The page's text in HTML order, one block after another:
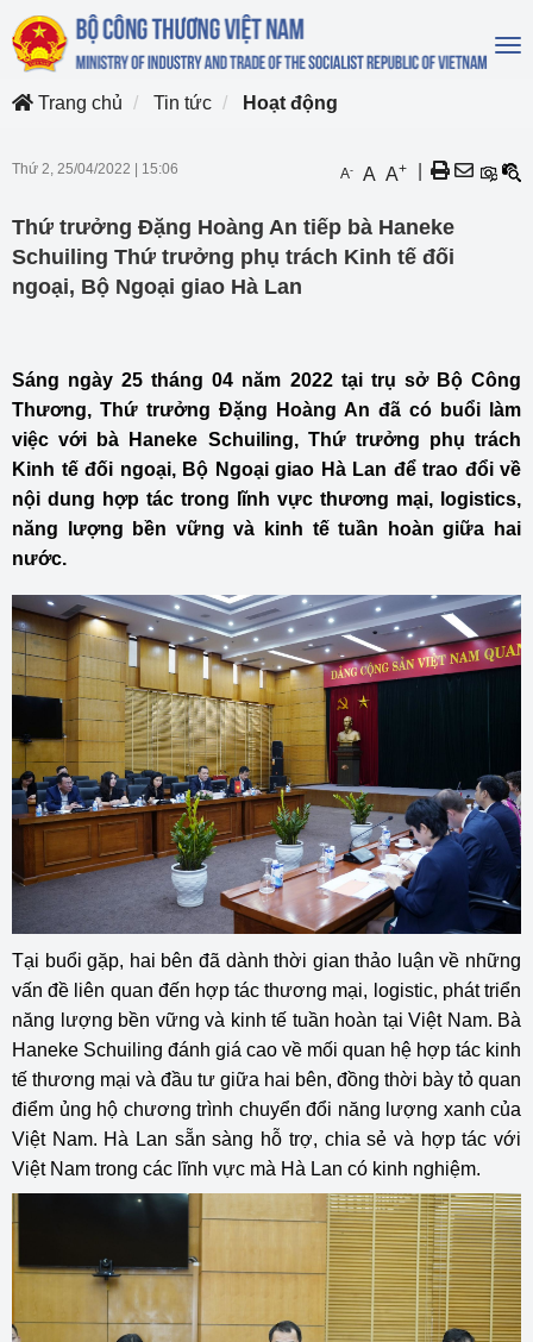
Trang chủ
Tin tức Hoạt động
Thứ 2, 25/04/2022 15:06 A- A A+
Thứ trưởng Đặng Hoàng An tiếp bà Haneke
Schuiling Thứ trưởng phụ trách Kinh tế đối
ngoại, Bộ Ngoại giao Hà Lan
Sáng ngày 25 tháng 04 năm 2022 tại trụ sở Bộ Công
Thương, Thứ trưởng Đặng Hoàng An đã có buổi làm
việc với bà Haneke Schuiling, Thứ trưởng phụ trách
Kinh tế đối ngoại, Bộ Ngoại giao Hà Lan để trao đổi về
nội dung hợp tác trong lĩnh vực thương mại, logistics,
năng lượng bền vững và kinh tế tuần hoàn giữa hai
nước.
Tại buổi gặp, hai bên đã dành thời gian thảo luận về những
vấn đề liên quan đến hợp tác thương mại, logistic, phát triển
năng lượng bền vững và kinh tế tuần hoàn tại Việt Nam. Bà
Haneke Schuiling đánh giá cao về mối quan hệ hợp tác kinh
tế thương mại và đầu tư giữa hai bên, đồng thời bày tỏ quan
điểm ủng hộ chương trình chuyển đổi năng lượng xanh của
Việt Nam. Hà Lan sẵn sàng hỗ trợ, chia sẻ và hợp tác với
Việt Nam trong các lĩnh vực mà Hà Lan có kinh nghiệm.